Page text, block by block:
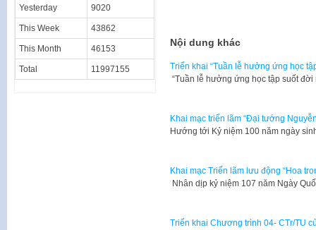
Nội dung khác
Triển khai “Tuần lễ hưởng ứng học
“Tuần lễ hưởng ứng học tập suốt
Khai mạc triển lãm “Đại tướng
Hướng tới Kỷ niệm 100 năm ngày
Khai mạc Triển lãm lưu động “Hoa
Nhân dịp kỷ niệm 107 năm Ngày
Triển khai Chương trình 04- CTr/TU
Yesterday 9020
This Week 43862
This Month 46153
Total 11997155